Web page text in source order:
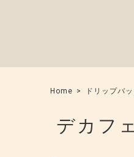
Home ドリップバ
デカフ